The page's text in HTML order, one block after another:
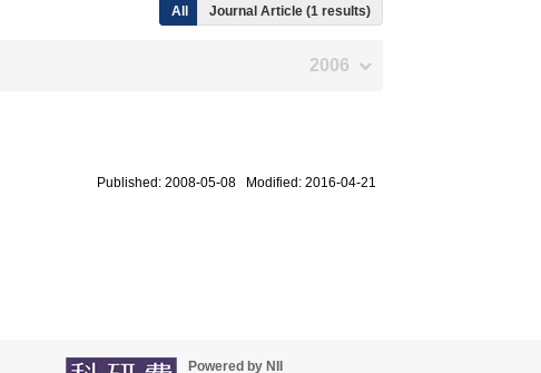
All Journal Article (1 results)
2006
Published: 2008-05-08 Modified: 2016-04-21
Powered by NII